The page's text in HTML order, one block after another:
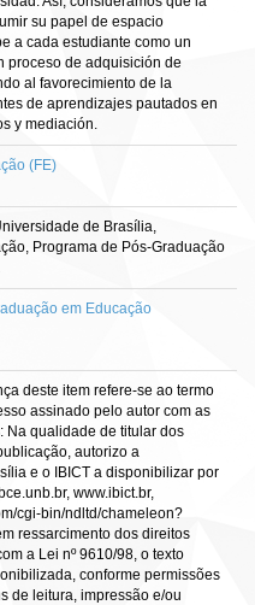
su papel de espacio
a cada estudiante como un
proceso de adquisición de
al favorecimiento de la
de aprendizajes pautados en
y mediación.
(FE)
de Brasília,
Programa de Pós-Graduação
em Educação
deste item refere-se ao termo
assinado pelo autor com as
Na qualidade de titular dos
autorizo a
e o IBICT a disponibilizar por
www.ibict.br,
cgi-bin/ndltd/chameleon?
ressarcimento dos direitos
a Lei nº 9610/98, o texto
conforme permissões
de leitura, impressão e/ou